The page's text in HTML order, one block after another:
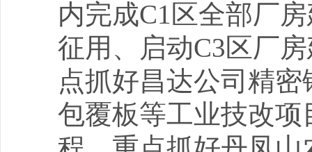
内完成C1区全部厂
征用、启动C3区厂
点抓好昌达公司精
包覆板等工业技改